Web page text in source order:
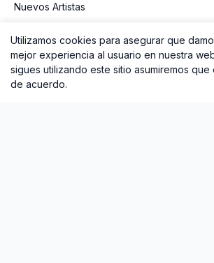
Nuevos Artistas
Buscar
Utilizamos cookies para asegurar que
mejor experiencia al usuario en nuestra
sigues utilizando este sitio asumiremos que
de acuerdo.